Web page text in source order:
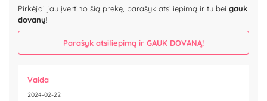
Pirkėjai jau įvertino šią prekę, parašyk atsiliepimą ir tu bei gauk
dovanų!
Parašyk atsiliepimą ir GAUK DOVANĄ!
Vaida
2024-02-22